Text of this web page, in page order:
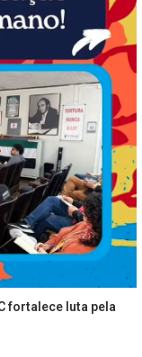
fortalece luta pela